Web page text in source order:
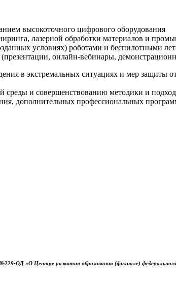
высокоточного цифрового оборудования
лазерной обработки материалов и
условиях) роботами и беспилотными
(презентации, онлайн-вебинары,
в экстремальных ситуациях и мер защиты
среды и совершенствованию методики и
дополнительных профессиональных
ОД «О Центре развития образования (филиале) федерального